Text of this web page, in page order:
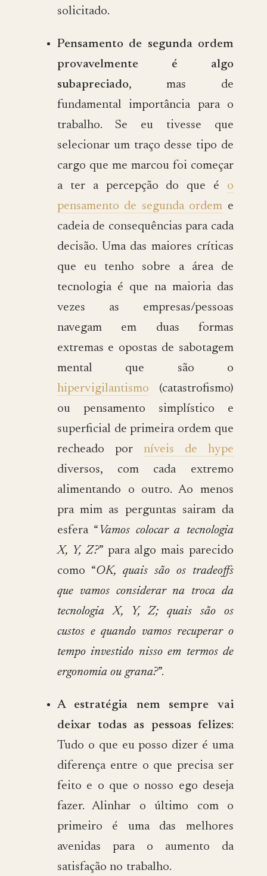
solicitado.
Pensamento de segunda ordem
provavelmente é algo
subapreciado, mas de
fundamental importância para o
trabalho. Se eu tivesse que
selecionar um traço desse tipo de
cargo que me marcou foi começar
a ter a percepção do que é o
pensamento de segunda ordem e
cadeia de consequências para cada
decisão. Uma das maiores críticas
que eu tenho sobre a área de
tecnologia é que na maioria das
vezes as empresas/pessoas
navegam em duas formas
extremas e opostas de sabotagem
mental que são o
hipervigilantismo (catastrofismo)
ou pensamento simplístico e
superficial de primeira ordem que
recheado por níveis de hype
diversos, com cada extremo
alimentando o outro. Ao menos
pra mim as perguntas sairam da
esfera “ Vamos colocar a tecnologia
X, Y, Z?” para algo mais parecido
como “OK, quais são os tradeoffs
que vamos considerar na troca da
tecnologia X, Y, Z; quais são os
custos e quando vamos recuperar o
tempo investido nisso em termos de
ergonomia ou grana?”.
A estratégia nem sempre vai
deixar todas as pessoas felizes:
Tudo o que eu posso dizer é uma
diferença entre o que precisa ser
feito e o que o nosso ego deseja
fazer. Alinhar o último com o
primeiro é uma das melhores
avenidas para o aumento da
satisfação no trabalho.